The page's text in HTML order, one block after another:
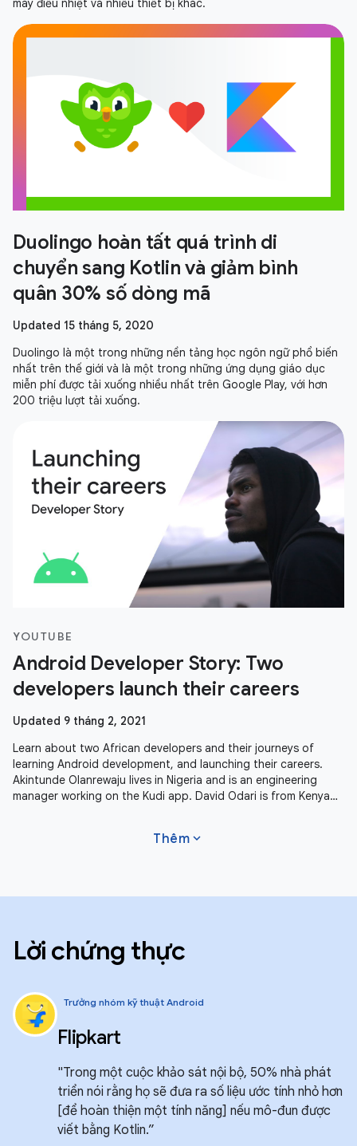
máy điều nhiệt và nhiều thiết bị khác.
Duolingo hoàn tất quá trình di
chuyển sang Kotlin và giảm bình
quân 30% số dòng mã
Updated 15 tháng 5, 2020
Duolingo là một trong những nền tảng học ngôn ngữ phổ biến
nhất trên thế giới và là một trong những ứng dụng giáo dục
miễn phí được tải xuống nhiều nhất trên Google Play, với hơn
200 triệu lượt tải xuống.
YOUTUBE
Android Developer Story: Two
developers launch their careers
Updated 9 tháng 2, 2021
Learn about two African developers and their journeys of
learning Android development, and launching their careers.
Akintunde Olanrewaju lives in Nigeria and is an engineering
manager working on the Kudi app. David Odari is from Kenya
Thêm expand_more
Lời chứng thực
Trưởng nhóm kỹ thuật Android
Flipkart
"Trong một cuộc khảo sát nội bộ, 50% nhà phát
triển nói rằng họ sẽ đưa ra số liệu ước tính nhỏ hơn
[để hoàn thiện một tính năng] nếu mô-đun được
viết bằng Kotlin.”